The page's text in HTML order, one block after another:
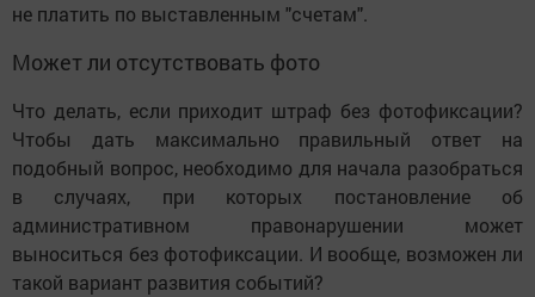
не платить по выставленным "счетам".
Может ли отсутствовать фото
Что делать, если приходит штраф без фотофиксации?
Чтобы дать максимально правильный ответ на
подобный вопрос, необходимо для начала разобраться
в случаях, при которых постановление об
административном правонарушении может
выноситься без фотофиксации. И вообще, возможен ли
такой вариант развития событий?